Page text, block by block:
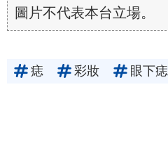
圖片不代表本台立場。
痣 彩妝 眼下痣